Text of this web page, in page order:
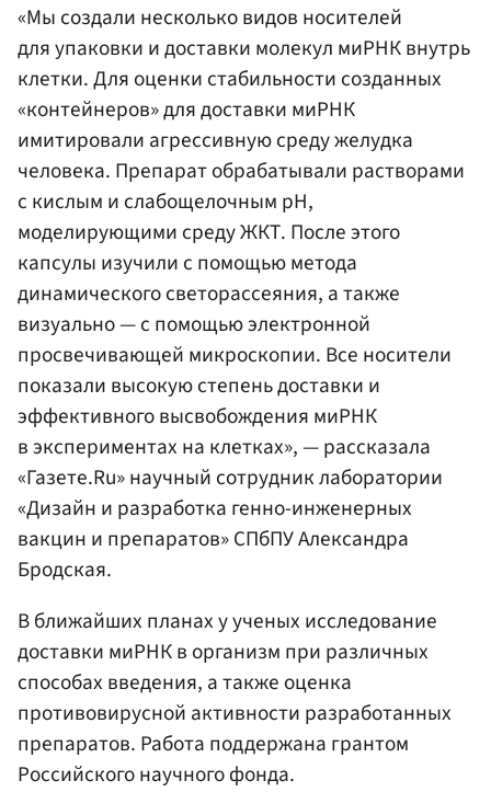
«Мы создали несколько видов носителей
для упаковки и доставки молекул миРНК внутрь
клетки. Для оценки стабильности созданных
«контейнеров» для доставки миРНК
имитировали агрессивную среду желудка
человека. Препарат обрабатывали растворами
с кислым и слабощелочным рН,
моделирующими среду ЖКТ. После этого
капсулы изучили с помощью метода
динамического светорассеяния, а также
визуально — с помощью электронной
просвечивающей микроскопии. Все носители
показали высокую степень доставки и
эффективного высвобождения миРНК
в экспериментах на клетках», — рассказала
«Газете.Ru» научный сотрудник лаборатории
«Дизайн и разработка генно-инженерных
вакцин и препаратов» СПбПУ Александра
Бродская.
В ближайших планах у ученых исследование
доставки миРНК в организм при различных
способах введения, а также оценка
противовирусной активности разработанных
препаратов. Работа поддержана грантом
Российского научного фонда.